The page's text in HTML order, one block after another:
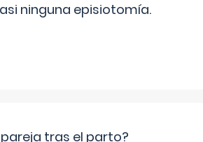
ninguna episiotomía.
tras el parto?